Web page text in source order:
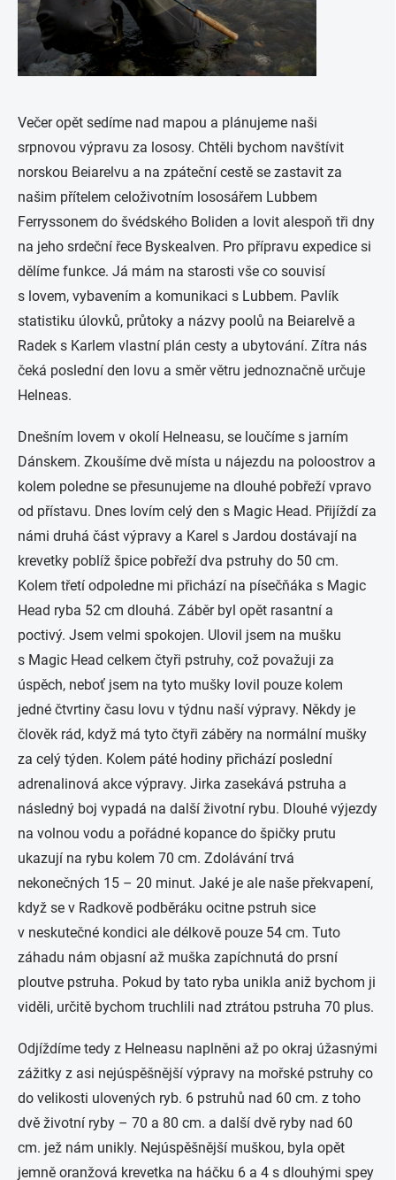
Večer opět sedíme nad mapou a plánujeme naši
srpnovou výpravu za lososy. Chtěli bychom navštívit
norskou Beiarelvu a na zpáteční cestě se zastavit za
našim přítelem celoživotním lososářem Lubbem
Ferryssonem do švédského Boliden a lovit alespoň tři dny
na jeho srdeční řece Byskealven. Pro přípravu expedice si
dělíme funkce. Já mám na starosti vše co souvisí
s lovem, vybavením a komunikaci s Lubbem. Pavlík
statistiku úlovků, průtoky a názvy poolů na Beiarelvě a
Radek s Karlem vlastní plán cesty a ubytování. Zítra nás
čeká poslední den lovu a směr větru jednoznačně určuje
Helneas.
Dnešním lovem v okolí Helneasu, se loučíme s jarním
Dánskem. Zkoušíme dvě místa u nájezdu na poloostrov a
kolem poledne se přesunujeme na dlouhé pobřeží vpravo
od přístavu. Dnes lovím celý den s Magic Head. Přijíždí za
námi druhá část výpravy a Karel s Jardou dostávají na
krevetky poblíž špice pobřeží dva pstruhy do 50 cm.
Kolem třetí odpoledne mi přichází na písečňáka s Magic
Head ryba 52 cm dlouhá. Záběr byl opět rasantní a
poctivý. Jsem velmi spokojen. Ulovil jsem na mušku
s Magic Head celkem čtyři pstruhy, což považuji za
úspěch, neboť jsem na tyto mušky lovil pouze kolem
jedné čtvrtiny času lovu v týdnu naší výpravy. Někdy je
člověk rád, když má tyto čtyři záběry na normální mušky
za celý týden. Kolem páté hodiny přichází poslední
adrenalinová akce výpravy. Jirka zasekává pstruha a
následný boj vypadá na další životní rybu. Dlouhé výjezdy
na volnou vodu a pořádné kopance do špičky prutu
ukazují na rybu kolem 70 cm. Zdolávání trvá
nekonečných 15 – 20 minut. Jaké je ale naše překvapení,
když se v Radkově podběráku ocitne pstruh sice
v neskutečné kondici ale délkově pouze 54 cm. Tuto
záhadu nám objasní až muška zapíchnutá do prsní
ploutve pstruha. Pokud by tato ryba unikla aniž bychom ji
viděli, určitě bychom truchlili nad ztrátou pstruha 70 plus.
Odjíždíme tedy z Helneasu naplněni až po okraj úžasnými
zážitky z asi nejúspěšnější výpravy na mořské pstruhy co
do velikosti ulovených ryb. 6 pstruhů nad 60 cm. z toho
dvě životní ryby – 70 a 80 cm. a další dvě ryby nad 60
cm. jež nám unikly. Nejúspěšnější muškou, byla opět
jemně oranžová krevetka na háčku 6 a 4 s dlouhými spey